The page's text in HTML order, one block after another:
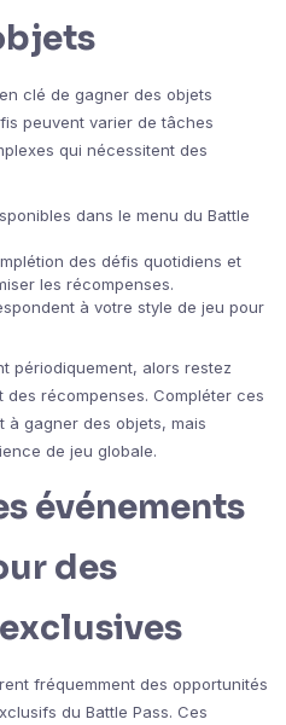
clé de gagner des objets
peuvent varier de tâches
qui nécessitent des
dans le menu du Battle
des défis quotidiens et
les récompenses.
à votre style de jeu pour
périodiquement, alors restez
récompenses. Compléter ces
à gagner des objets, mais
de jeu globale.
événements
des
fréquemment des opportunités
du Battle Pass. Ces